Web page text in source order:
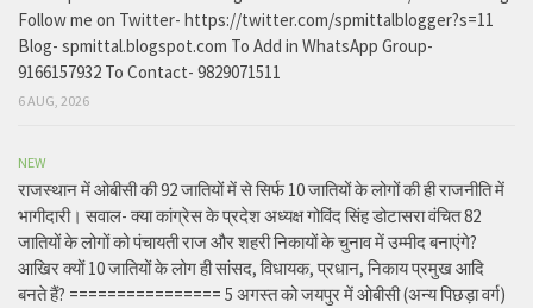
Follow me on Twitter- https://twitter.com/spmittalblogger?s=11
Blog- spmittal.blogspot.com To Add in WhatsApp Group-
9166157932 To Contact- 9829071511
6 AUG, 2026
NEW
राजस्थान में ओबीसी की 92 जातियों में से सिर्फ 10 जातियों के लोगों की ही राजनीति में
भागीदारी। सवाल- क्या कांग्रेस के प्रदेश अध्यक्ष गोविंद सिंह डोटासरा वंचित 82
जातियों के लोगों को पंचायती राज और शहरी निकायों के चुनाव में उम्मीद बनाएंगे?
आखिर क्यों 10 जातियों के लोग ही सांसद, विधायक, प्रधान, निकाय प्रमुख आदि
बनते हैं? ================ 5 अगस्त को जयपुर में ओबीसी (अन्य पिछड़ा वर्ग)